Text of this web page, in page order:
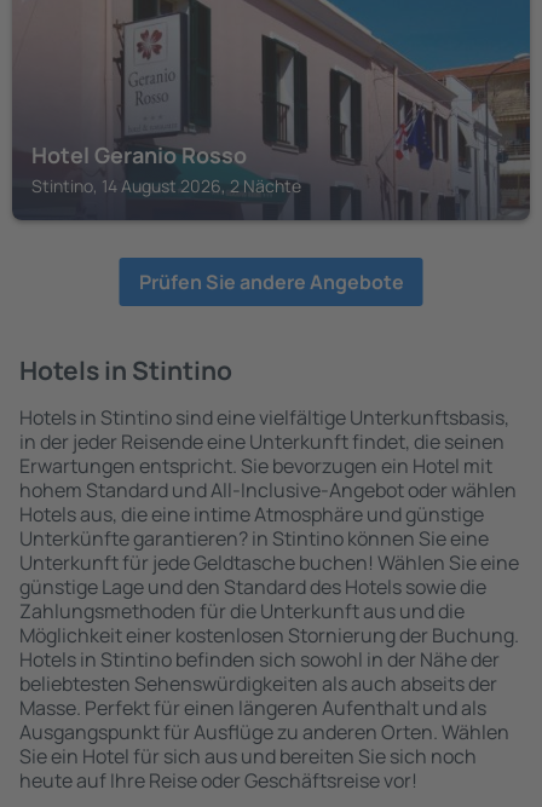
Hotel Geranio Rosso
Stintino, 14 August 2026, 2 Nächte
Prüfen Sie andere Angebote
Hotels in Stintino
Hotels in Stintino sind eine vielfältige Unterkunftsbasis,
in der jeder Reisende eine Unterkunft findet, die seinen
Erwartungen entspricht. Sie bevorzugen ein Hotel mit
hohem Standard und All-Inclusive-Angebot oder wählen
Hotels aus, die eine intime Atmosphäre und günstige
Unterkünfte garantieren? in Stintino können Sie eine
Unterkunft für jede Geldtasche buchen! Wählen Sie eine
günstige Lage und den Standard des Hotels sowie die
Zahlungsmethoden für die Unterkunft aus und die
Möglichkeit einer kostenlosen Stornierung der Buchung.
Hotels in Stintino befinden sich sowohl in der Nähe der
beliebtesten Sehenswürdigkeiten als auch abseits der
Masse. Perfekt für einen längeren Aufenthalt und als
Ausgangspunkt für Ausflüge zu anderen Orten. Wählen
Sie ein Hotel für sich aus und bereiten Sie sich noch
heute auf Ihre Reise oder Geschäftsreise vor!